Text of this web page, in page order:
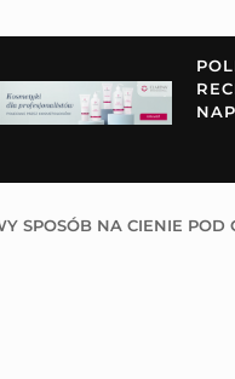
SPOSÓB NA CIENIE POD